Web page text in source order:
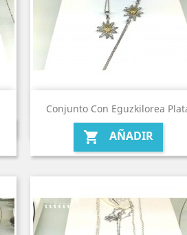
Conjunto Con Eguzkilorea
 AÑADIR